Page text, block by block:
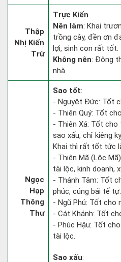
Thập
Nhị Kiến
Trừ
Trực Kiến
Nên làm: Khai
trồng cây, đền ơn
lợi, sinh con rất tốt.
Không nên: Động
nhà.
Ngọc
Hạp
Thông
Thư
Sao tốt:
- Nguyệt Đức: Tốt
- Thiên Quý: Tốt
- Thiên Xá: Tốt
sao xấu, chỉ kiêng
Khai thì rất tốt tức
- Thiên Mã (Lộc
tài lộc, kinh doanh,
- Thánh Tâm: Tốt
phúc, cúng bái tế tự.
- Ngũ Phú: Tốt cho
- Cát Khánh: Tốt
- Phúc Hậu: Tốt
tài lộc.
Sao xấu: